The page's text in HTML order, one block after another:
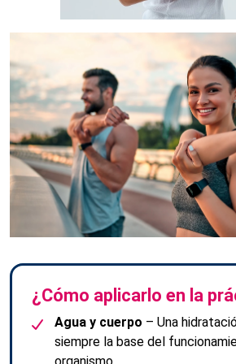
¿Cómo aplicarlo en la
Agua y cuerpo – Una
siempre la base del